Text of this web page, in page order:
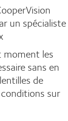
un spécialiste
moment les
sans en
de
sur